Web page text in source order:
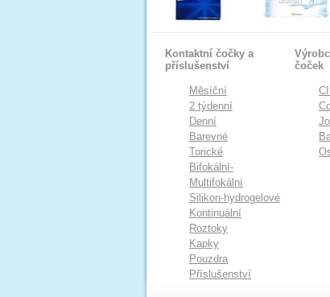
Kontaktní čočky a
příslušenství
Měsíční
2 týdenní
Denní
Barevné
Torické
Bifokální-
Multifokální
Silikon-hydrogelové
Kontinuální
Roztoky
Kapky
Pouzdra
Příslušenství
čoček